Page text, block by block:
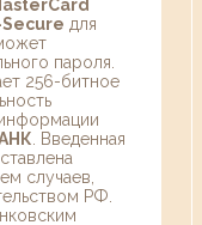
для
пароля.
256-битное
. Введенная
случаев,
РФ.